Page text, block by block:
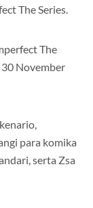
The Series.
The
30 November
para komika
serta Zsa